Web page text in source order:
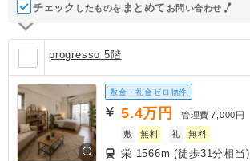
チェック したものを ま と めて お問い合わせ
progresso 5階
敷金・礼金ゼロ物件
5.4万円 管理費 7,000円
敷
無料 礼 無料
栄 1566m (徒歩31分相当)